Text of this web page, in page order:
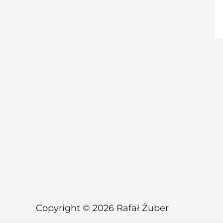
Copyright © 2026 Rafał Żuber